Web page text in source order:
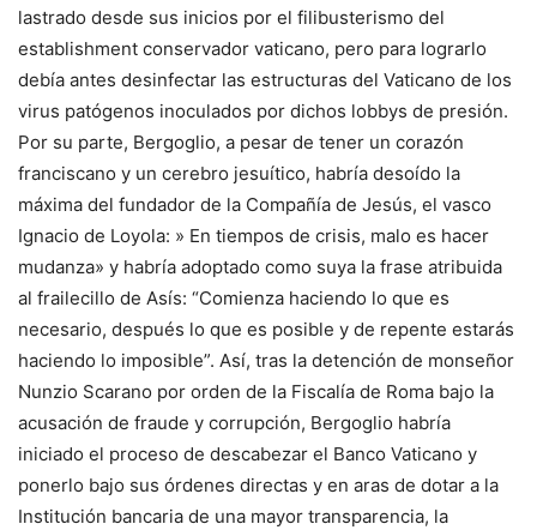
lastrado desde sus inicios por el filibusterismo del
establishment conservador vaticano, pero para lograrlo
debía antes desinfectar las estructuras del Vaticano de los
virus patógenos inoculados por dichos lobbys de presión.
Por su parte, Bergoglio, a pesar de tener un corazón
franciscano y un cerebro jesuítico, habría desoído la
máxima del fundador de la Compañía de Jesús, el vasco
Ignacio de Loyola: » En tiempos de crisis, malo es hacer
mudanza» y habría adoptado como suya la frase atribuida
al frailecillo de Asís: “Comienza haciendo lo que es
necesario, después lo que es posible y de repente estarás
haciendo lo imposible”. Así, tras la detención de monseñor
Nunzio Scarano por orden de la Fiscalía de Roma bajo la
acusación de fraude y corrupción, Bergoglio habría
iniciado el proceso de descabezar el Banco Vaticano y
ponerlo bajo sus órdenes directas y en aras de dotar a la
Institución bancaria de una mayor transparencia, la